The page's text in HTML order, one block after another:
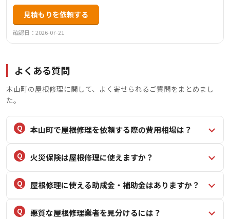
見積もりを依頼する
確認日：2026-07-21
よくある質問
本山町の屋根修理に関して、よく寄せられるご質問をまとめまし
た。
本山町で屋根修理を依頼する際の費用相場は？
火災保険は屋根修理に使えますか？
屋根修理に使える助成金・補助金はありますか？
悪質な屋根修理業者を見分けるには？